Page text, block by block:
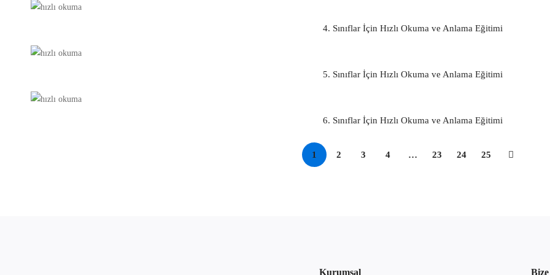
4. Sınıflar İçin Hızlı Okuma ve Anlama Eğitimi
5. Sınıflar İçin Hızlı Okuma ve Anlama Eğitimi
6. Sınıflar İçin Hızlı Okuma ve Anlama Eğitimi
1 2 3 4 … 23 24 25
Kurumsal Bize